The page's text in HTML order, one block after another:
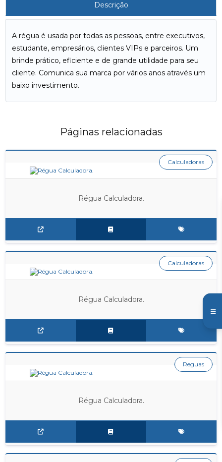
Descrição
A régua é usada por todas as pessoas, entre executivos,
estudante, empresários, clientes VIPs e parceiros. Um
brinde prático, eficiente e de grande utilidade para seu
cliente. Comunica sua marca por vários anos através um
baixo investimento.
Páginas relacionadas
Régua Calculadora.
Calculadoras
Régua Calculadora.
Calculadoras
Régua Calculadora.
Reguas